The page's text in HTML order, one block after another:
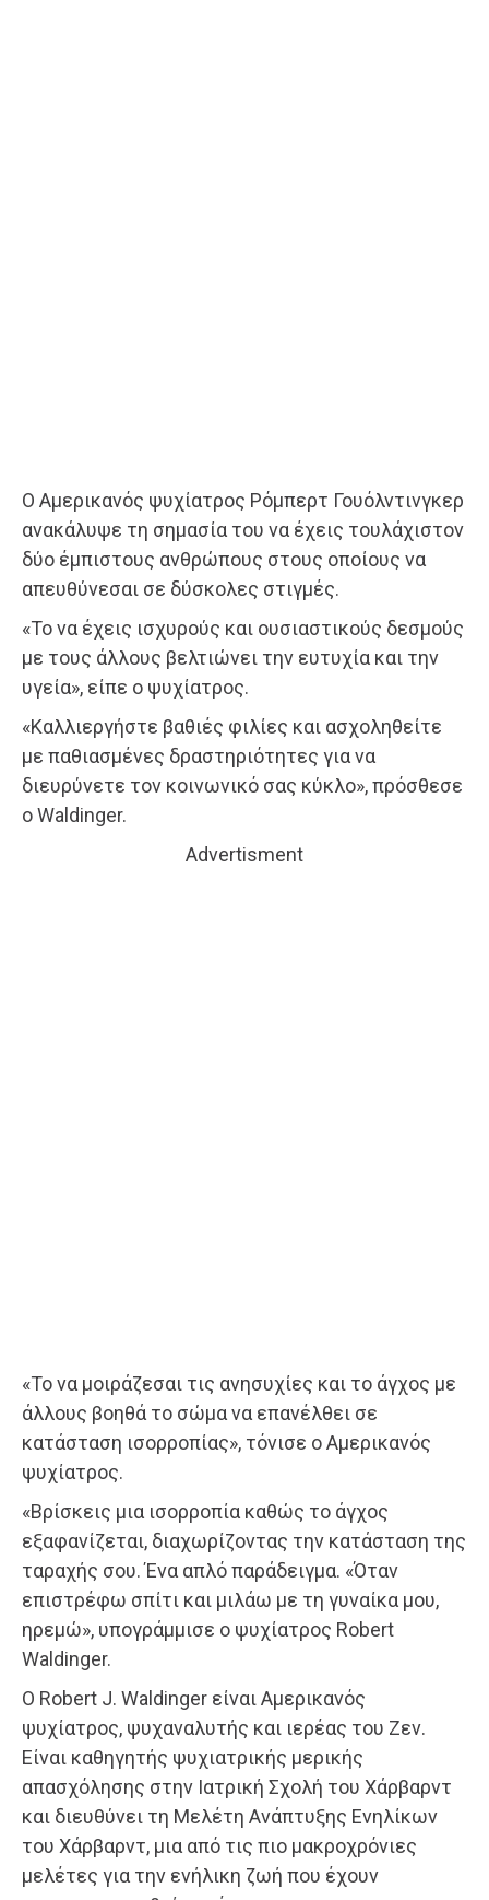
Ο Αμερικανός ψυχίατρος Ρόμπερτ Γουόλντινγκερ
ανακάλυψε τη σημασία του να έχεις τουλάχιστον
δύο έμπιστους ανθρώπους στους οποίους να
απευθύνεσαι σε δύσκολες στιγμές.
«Το να έχεις ισχυρούς και ουσιαστικούς δεσμούς
με τους άλλους βελτιώνει την ευτυχία και την
υγεία», είπε ο ψυχίατρος.
«Καλλιεργήστε βαθιές φιλίες και ασχοληθείτε
με παθιασμένες δραστηριότητες για να
διευρύνετε τον κοινωνικό σας κύκλο», πρόσθεσε
ο Waldinger.
Advertisment
«Το να μοιράζεσαι τις ανησυχίες και το άγχος με
άλλους βοηθά το σώμα να επανέλθει σε
κατάσταση ισορροπίας», τόνισε ο Αμερικανός
ψυχίατρος.
«Βρίσκεις μια ισορροπία καθώς το άγχος
εξαφανίζεται, διαχωρίζοντας την κατάσταση της
ταραχής σου. Ένα απλό παράδειγμα. «Όταν
επιστρέφω σπίτι και μιλάω με τη γυναίκα μου,
ηρεμώ», υπογράμμισε ο ψυχίατρος Robert
Waldinger.
Ο Robert J. Waldinger είναι Αμερικανός
ψυχίατρος, ψυχαναλυτής και ιερέας του Ζεν.
Είναι καθηγητής ψυχιατρικής μερικής
απασχόλησης στην Ιατρική Σχολή του Χάρβαρντ
και διευθύνει τη Μελέτη Ανάπτυξης Ενηλίκων
του Χάρβαρντ, μια από τις πιο μακροχρόνιες
μελέτες για την ενήλικη ζωή που έχουν